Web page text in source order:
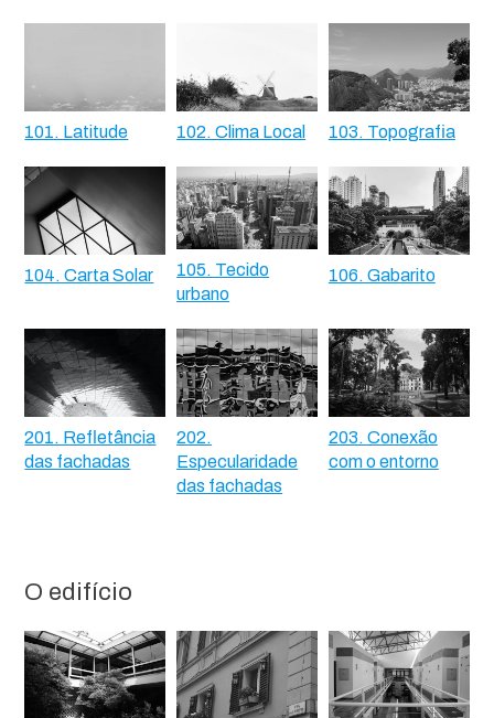
101. Latitude 102. Clima Local 103. Topografia
104. Carta Solar
105. Tecido
urbano
106. Gabarito
201. Refletância
das fachadas
202.
Especularidade
das fachadas
203. Conexão
com o entorno
O edifício